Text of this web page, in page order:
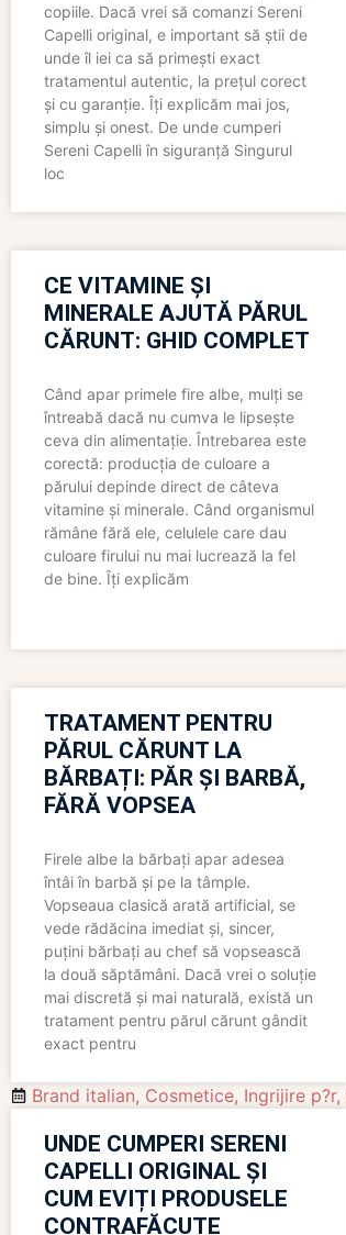
copiile. Dacă vrei să comanzi Sereni
Capelli original, e important să știi de
unde îl iei ca să primești exact
tratamentul autentic, la prețul corect
și cu garanție. Îți explicăm mai jos,
simplu și onest. De unde cumperi
Sereni Capelli în siguranță Singurul
loc
CE VITAMINE ȘI
MINERALE AJUTĂ PĂRUL
CĂRUNT: GHID COMPLET
Când apar primele fire albe, mulți se
întreabă dacă nu cumva le lipsește
ceva din alimentație. Întrebarea este
corectă: producția de culoare a
părului depinde direct de câteva
vitamine și minerale. Când organismul
rămâne fără ele, celulele care dau
culoare firului nu mai lucrează la fel
de bine. Îți explicăm
TRATAMENT PENTRU
PĂRUL CĂRUNT LA
BĂRBAȚI: PĂR ȘI BARBĂ,
FĂRĂ VOPSEA
Firele albe la bărbați apar adesea
întâi în barbă și pe la tâmple.
Vopseaua clasică arată artificial, se
vede rădăcina imediat și, sincer,
puțini bărbați au chef să vopsească
la două săptămâni. Dacă vrei o soluție
mai discretă și mai naturală, există un
tratament pentru părul cărunt gândit
exact pentru
Brand italian, Cosmetice, Ingrijire p?r,
UNDE CUMPERI SERENI
CAPELLI ORIGINAL ȘI
CUM EVIȚI PRODUSELE
CONTRAFĂCUTE